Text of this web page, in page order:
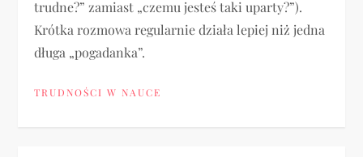
trudne?” zamiast „czemu jesteś taki uparty?”).
Krótka rozmowa regularnie działa lepiej niż jedna
długa „pogadanka”.
TRUDNOŚCI W NAUCE